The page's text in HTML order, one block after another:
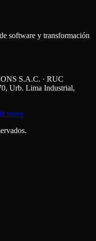
software y transformación
S.A.C. · RUC
Urb. Lima Industrial,